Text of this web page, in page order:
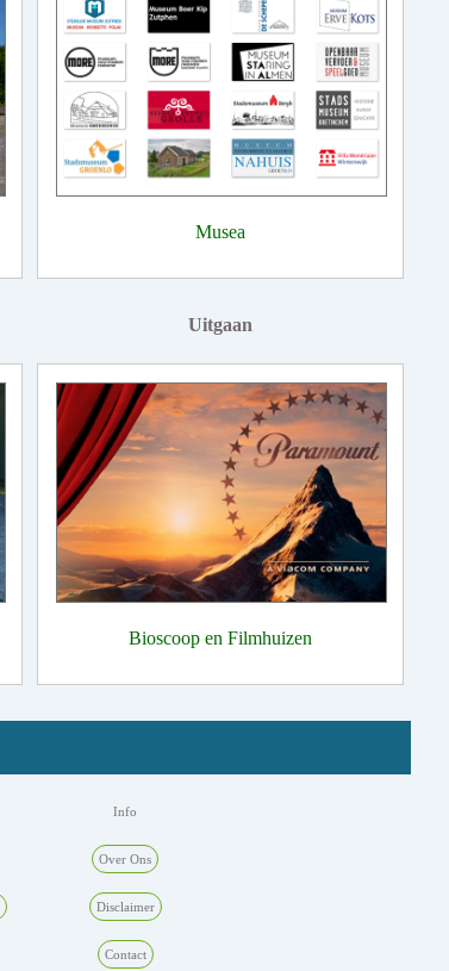
Musea
Uitgaan
Bioscoop en Filmhuizen
Info
Over Ons
Disclaimer
Contact